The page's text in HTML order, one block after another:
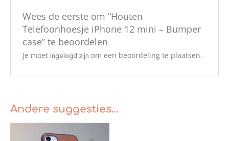
Wees de eerste om “Houten
Telefoonhoesje iPhone 12 mini – Bumper
case” te beoordelen
Je moet ingelogd zijn om een beoordeling te plaatsen.
Andere suggesties…
€35.00